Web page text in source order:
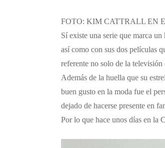
FOTO: KIM CATTRALL EN
Sí existe una serie que marca
así como con sus dos películas
referente no solo de la
Además de la huella que su
buen gusto en la moda fue el
dejado de hacerse presente en
Por lo que hace unos días en la